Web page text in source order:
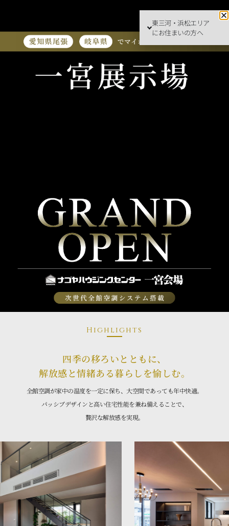
Highlights
四季の移ろいとともに、
解放感と情緒ある暮らしを愉しむ。
全館空調が家中の温度を一定に保ち、大空間であっても年中快適。
パッシブデザインと高い住宅性能を兼ね備えることで、
贅沢な解放感を実現。
東三河・浜松エリア
にお住まいの方へ